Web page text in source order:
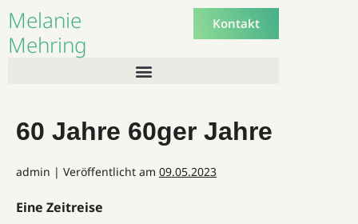
Melanie
Mehring
Kontakt
60 Jahre 60ger Jahre
admin | Veröffentlicht am 09.05.2023
Eine Zeitreise